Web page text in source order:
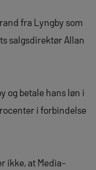
fra Lyngby som
salgsdirektør Allan
og betale hans løn i
i forbindelse
ikke, at Media-